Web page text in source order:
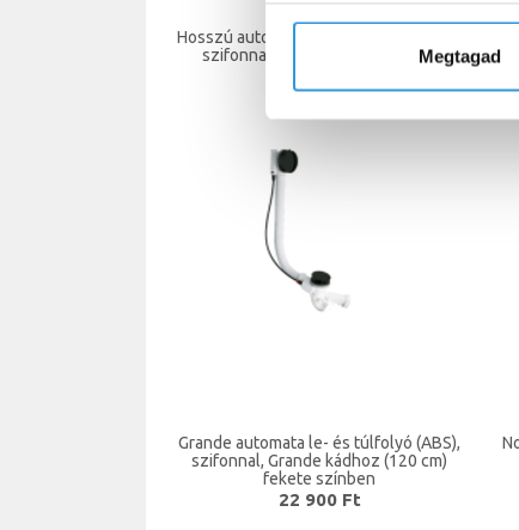
Megtagad
Hosszú automata le- és túlfolyó (ABS),
szifonnal (80 cm) fehér színben
12 900 Ft
Grande automata le- és túlfolyó (ABS),
szifonnal, Grande kádhoz (120 cm)
fekete színben
22 900 Ft